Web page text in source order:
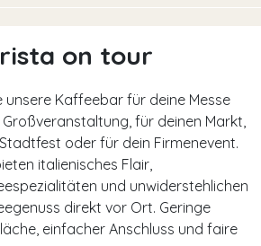
on tour
unsere Kaffeebar für deine Messe
für deinen Markt,
oder für dein Firmenevent.
italienisches Flair,
und unwiderstehlichen
direkt vor Ort. Geringe
einfacher Anschluss und faire